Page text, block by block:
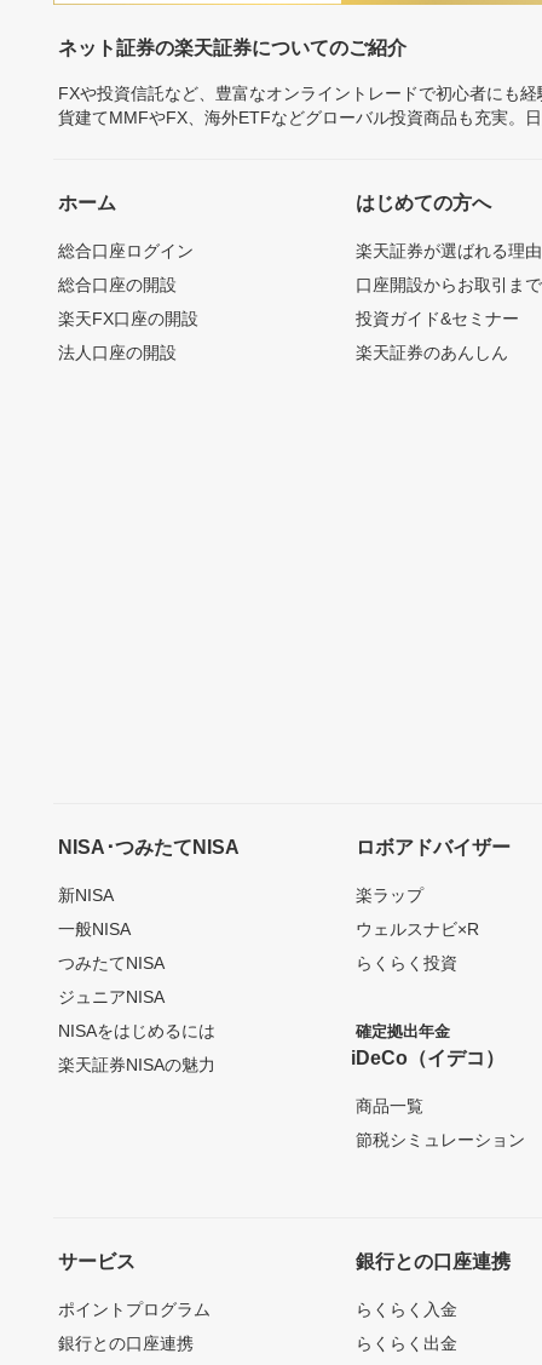
ネット証券の楽天証券についてのご紹介
FXや投資信託など、豊富なオンライントレードで初心者にも
貨建てMMFやFX、海外ETFなどグローバル投資商品も充実。
ホーム
総合口座ログイン
総合口座の開設
楽天FX口座の開設
法人口座の開設
はじめての方へ
楽天証券が選ばれる理由
口座開設からお取引ま
投資ガイド&セミナー
楽天証券のあんしん
NISA･つみたてNISA
新NISA
一般NISA
つみたてNISA
ジュニアNISA
NISAをはじめるには
楽天証券NISAの魅力
ロボアドバイザー
楽ラップ
ウェルスナビ×R
らくらく投資
確定拠出年金
iDeCo（イデコ）
商品一覧
節税シミュレーション
サービス
ポイントプログラム
銀行との口座連携
銀行との口座連携
らくらく入金
らくらく出金